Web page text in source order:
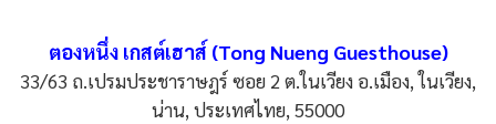
ตองหนึ่ง เกสต์เฮาส์ (Tong Nueng Guesthouse)
33/63 ถ.เปรมประชาราษฎร์ ซอย 2 ต.ในเวียง อ.เมือง, ในเวียง,
น่าน, ประเทศไทย, 55000